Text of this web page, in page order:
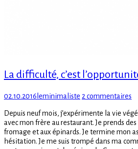
La difficulté, c’est
Posted
02.10.2016 Author
leminimaliste 2 commentaires
Depuis neuf mois, j’expérimente la vie
avec mon frère au restaurant. Je prends
fromage et aux épinards. Je termine mon
hésitation. Je me suis trompé dans ma